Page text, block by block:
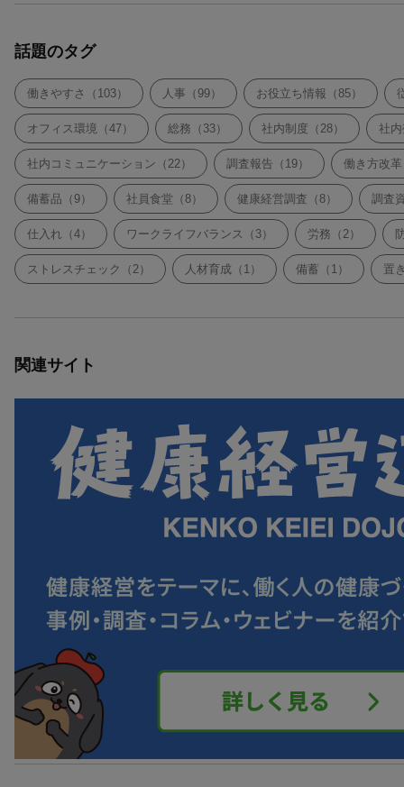
話題のタグ
働きやすさ（103） 人事（99） お役立ち情報（85）
オフィス環境（47） 総務（33） 社内制度（28） 社
社内コミュニケーション（22） 調査報告（19） 働き方改
備蓄品（9） 社員食堂（8） 健康経営調査（8） 調査
仕入れ（4） ワークライフバランス（3） 労務（2）
ストレスチェック（2） 人材育成（1） 備蓄（1） 置
関連サイト